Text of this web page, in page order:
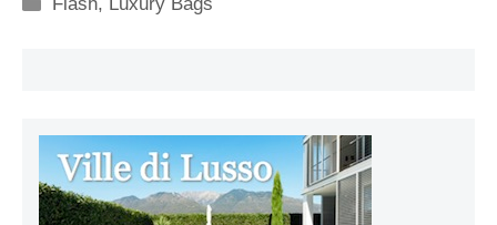
Flash, Luxury Bags